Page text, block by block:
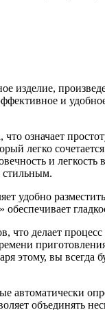
изделие,
и
означает
легко
и легкость
стильным.
удобно
что делает
этому, вы всегда
автоматически
объединять